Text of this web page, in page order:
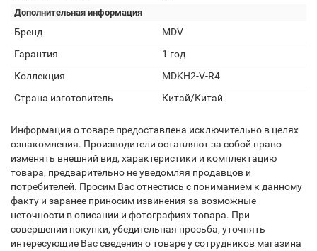
Дополнительная информация
Бренд
MDV
Гарантия
1 год
Коллекция
MDKH2-V-R4
Страна изготовитель
Китай/Китай
Информация о товаре предоставлена исключительно в целях
ознакомления. Производители оставляют за собой право
изменять внешний вид, характеристики и комплектацию
товара, предварительно не уведомляя продавцов и
потребителей. Просим Вас отнестись с пониманием к данному
факту и заранее приносим извинения за возможные
неточности в описании и фотографиях товара. При
совершении покупки, убедительная просьба, уточнять
интересующие Вас сведения о товаре у сотрудников магазина